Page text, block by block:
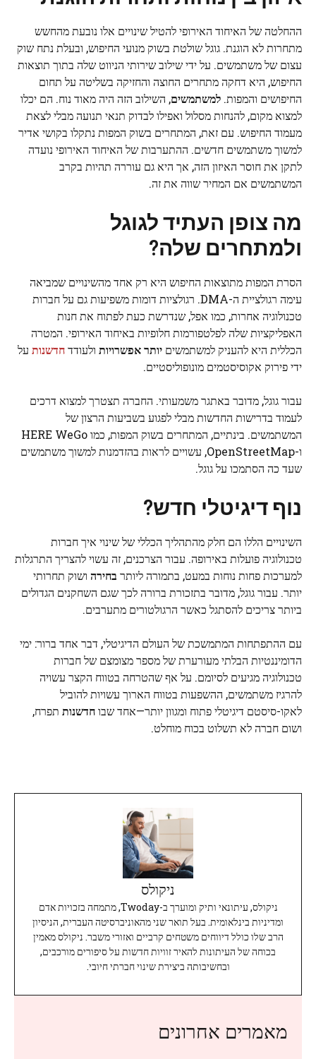
ההחלטה של האיחוד האירופי להטיל שינויים אלו נובעת מהחשש
מתחרות לא הוגנת. גוגל שולטת בשוק מנועי החיפוש, ובעלת נתח שוק
עצום של משתמשים. על ידי שילוב שירותי הניווט שלה בתוך תוצאות
החיפוש, היא דחקה מתחרים החוצה והחזיקה בשליטה על תחום
החיפושים והמפות. למשתמשים, השילוב הזה היה מאוד נוח. הם יכלו
למצוא מקום, להנחות מסלול ואפילו לבדוק תנאי תנועה מבלי לצאת
מעמוד החיפוש. עם זאת, המתחרים בשוק המפות נתקלו בקושי אדיר
למשוך משתמשים חדשים. ההתערבות של האיחוד האירופי נועדה
לתקן את חוסר האיזון הזה, אך היא גם עוררה תהיות בקרב
המשתמשים אם המחיר שווה את זה.
מה צופן העתיד לגוגל
ולמתחרים שלה?
הסרת המפות מתוצאות החיפוש היא רק אחד מהשינויים שמביאה
עימה רגולציית ה-DMA. רגולציות דומות משפיעות גם על חברות
טכנולוגיה אחרות, כמו אפל, שנדרשת כעת לפתוח את חנות
האפליקציות שלה לפלטפורמות חלופיות באיחוד האירופי. המטרה
הכללית היא להעניק למשתמשים יותר אפשרויות ולעודדחדשנות על
ידי פירוק אקוסיסטמים מונופוליסטיים.
עבור גוגל, מדובר באתגר משמעותי. החברה תצטרך למצוא דרכים
לעמוד בדרישות החדשות מבלי לפגוע בשביעות הרצון של
המשתמשים. בינתיים, המתחרים בשוק המפות, כמו HERE WeGo
ו-OpenStreetMap, עשויים לראות בהזדמנות למשוך משתמשים
שעד כה הסתמכו על גוגל.
נוף דיגיטלי חדש?
השינויים הללו הם חלק מהתהליך הכללי של שינוי איך חברות
טכנולוגיה פועלות באירופה. עבור הצרכנים, זה עשוי להצריך התרגלות
למערכות פחות נוחות במעט, בתמורה ליותר בחירה ושוק תחרותי
יותר. עבור גוגל, מדובר בתזכורת ברורה לכך שגם השחקנים הגדולים
ביותר צריכים להסתגל כאשר הרגולטורים מתערבים.
עם ההתפתחות המתמשכת של העולם הדיגיטלי, דבר אחד ברור: ימי
הדומיננטיות הבלתי מעורערת של מספר מצומצם של חברות
טכנולוגיה מגיעים לסיומם. על אף שהטרחה בטווח הקצר עשויה
להרגיז משתמשים, ההשפעות בטווח הארוך עשויות להוביל
לאקו-סיסטם דיגיטלי פתוח ומגוון יותר—אחד שבוחדשנות תפרח,
ושום חברה לא תשלוט בכוח מוחלט.
ניקולס
ניקולס, עיתונאי ותיק ומוערך ב-Twoday, מתמחה בזכויות אדם
ומדיניות בינלאומית. בעל תואר שני מהאוניברסיטה העברית, הניסיון
הרב שלו כולל דיווחים משטחים קרביים ואזורי משבר. ניקולס מאמין
בכוחה של העיתונות להאיר זוויות חדשות על סיפורים מורכבים,
ובחשיבותה ביצירת שינוי חברתי חיובי.
מאמרים אחרונים